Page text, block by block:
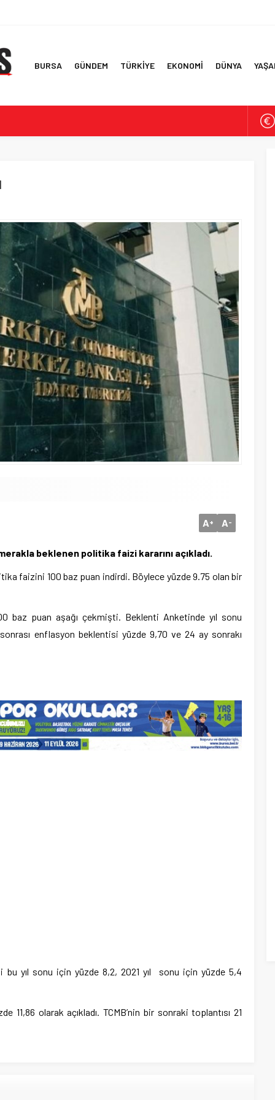
BURSA GÜNDEM TÜRKİYE EKONOMİ DÜNYA
ve Batarya Yatırımlarına 3 Milyar Dolar
A+ A-
beklenen politika faizi kararını açıkladı.
faizini 100 baz puan indirdi. Böylece yüzde 9.75 olan bir
baz puan aşağı çekmişti. Beklenti Anketinde yıl sonu
enflasyon beklentisi yüzde 9,70 ve 24 ay sonrakı
bu yıl sonu için yüzde 8,2, 2021 yıl sonu için yüzde 5,4
11,86 olarak açıkladı. TCMB’nin bir sonraki toplantısı 21